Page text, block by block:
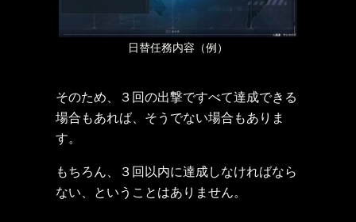
日替任務内容（例）
そのため、３回の出撃ですべて達成できる
場合もあれば、そうでない場合もありま
す。
もちろん、３回以内に達成しなければなら
ない、ということはありません。